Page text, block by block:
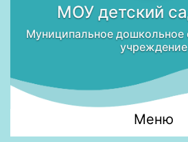
МОУ детский
Муниципальное дошкольное
учреждение
Меню